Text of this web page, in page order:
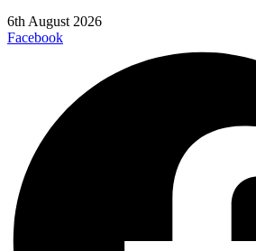
6th August 2026
Facebook